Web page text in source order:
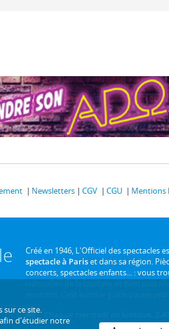
Newsletters CGV CGU Mentions
Créé en 1946, L'Officiel des spectacles
spectacle à Pariset dans sa région.
concerts, spectacles enfants... : vous
sur ce site.
d'étudier notre